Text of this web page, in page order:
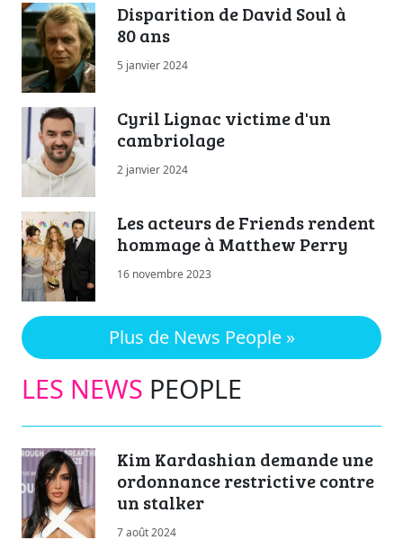
Disparition de David Soul à
80 ans
5 janvier 2024
Cyril Lignac victime d'un
cambriolage
2 janvier 2024
Les acteurs de Friends rendent
hommage à Matthew Perry
16 novembre 2023
Plus de News People »
LES NEWS PEOPLE
Kim Kardashian demande une
ordonnance restrictive contre
un stalker
7 août 2024